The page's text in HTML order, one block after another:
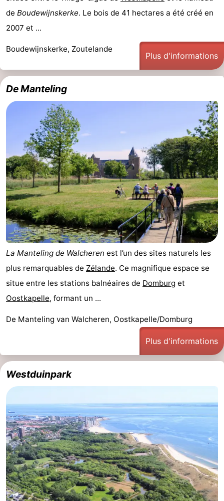
de Boudewijnskerke. Le bois de 41 hectares a été créé en
2007 et ...
Boudewijnskerke, Zoutelande
Plus d'informations
De Manteling
La Manteling de Walcheren est l’un des sites naturels les
plus remarquables de Zélande. Ce magnifique espace se
situe entre les stations balnéaires de Domburg et
Oostkapelle, formant un ...
De Manteling van Walcheren, Oostkapelle/Domburg
Plus d'informations
Westduinpark